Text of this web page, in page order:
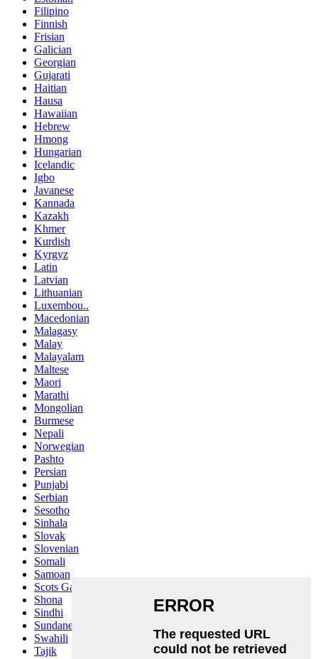
Filipino
Finnish
Frisian
Galician
Georgian
Gujarati
Haitian
Hausa
Hawaiian
Hebrew
Hmong
Hungarian
Icelandic
Igbo
Javanese
Kannada
Kazakh
Khmer
Kurdish
Kyrgyz
Latin
Latvian
Lithuanian
Luxembou..
Macedonian
Malagasy
Malay
Malayalam
Maltese
Maori
Marathi
Mongolian
Burmese
Nepali
Norwegian
Pashto
Persian
Punjabi
Serbian
Sesotho
Sinhala
Slovak
Slovenian
Somali
Samoan
Scots Gaelic
Shona
Sindhi
Sundanese
Swahili
Tajik